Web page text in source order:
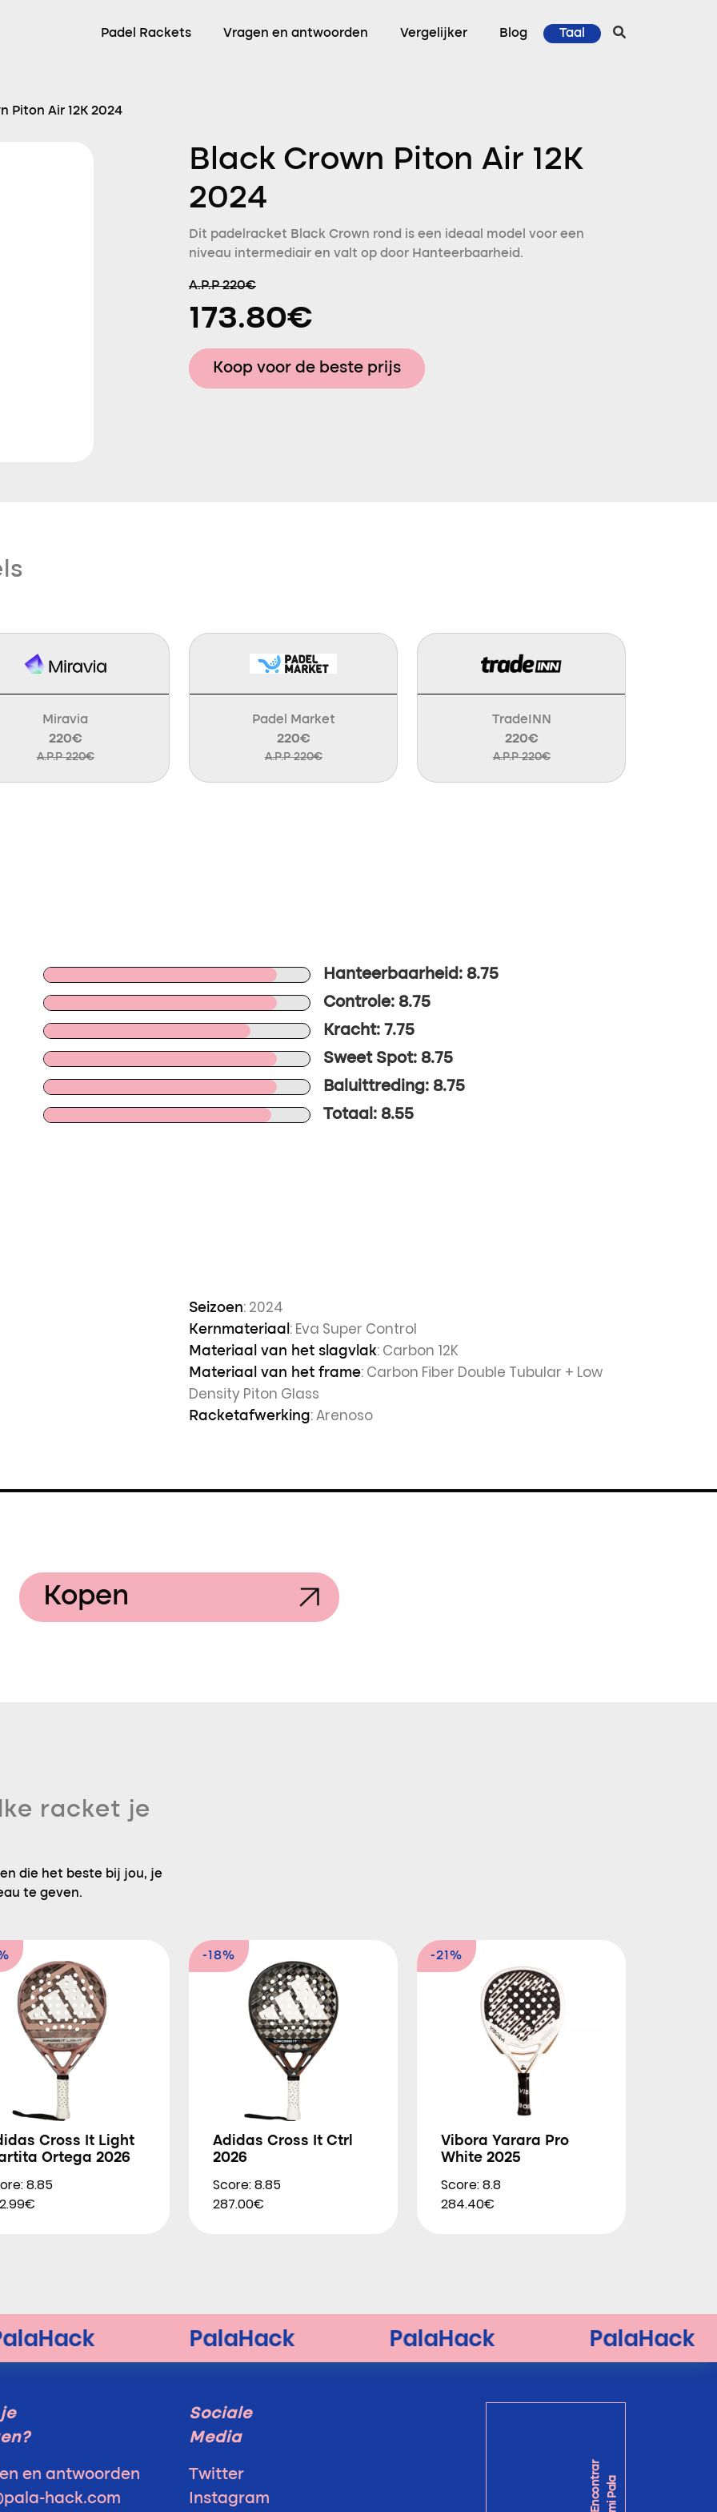
Padel Rackets Vragen en antwoorden Vergelijker Blog Taal
Piton Air 12K 2024
Black Crown Piton Air 12K
2024
Dit padelracket Black Crown rond is een ideaal model voor een
niveau intermediair en valt op door Hanteerbaarheid.
A.P.P 220€
173.80€
Koop voor de beste prijs
Miravia
220€
A.P.P 220€
Padel Market
220€
A.P.P 220€
TradeINN
220€
A.P.P 220€
Hanteerbaarheid: 8.75
Controle: 8.75
Kracht: 7.75
Sweet Spot: 8.75
Baluittreding: 8.75
Totaal: 8.55
Seizoen: 2024
Kernmateriaal : Eva Super Control
Materiaal van het slagvlak: Carbon 12K
Materiaal van het frame: Carbon Fiber Double Tubular + Low
Density Piton Glass
Racketafwerking: Arenoso
Kopen
racket je
die het beste bij jou, je
te geven.
Cross It Light
Ortega 2026
8.85
-18%
Adidas Cross It Ctrl
2026
Score: 8.85
287.00€
-21%
Vibora Yarara Pro
White 2025
Score: 8.8
284.40€
en antwoorden
hack.com
Sociale
Media
Twitter
Instagram